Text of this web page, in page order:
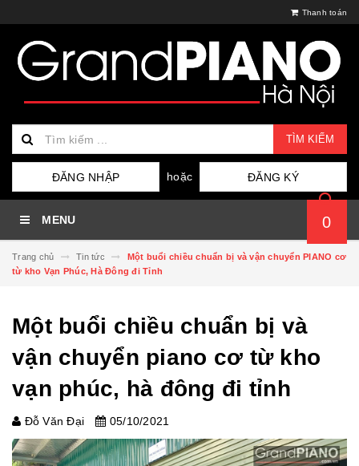
Thanh toán
TÌM KIẾM
ĐĂNG NHẬP hoặc ĐĂNG KÝ
MENU 0
Trang chủ Tin tức
Một buổi chiều chuẩn bị và vận chuyển PIANO cơ
từ kho Vạn Phúc, Hà Đông đi Tỉnh
Một buổi chiều chuẩn bị và
vận chuyển piano cơ từ kho
vạn phúc, hà đông đi tỉnh
Đỗ Văn Đại 05/10/2021